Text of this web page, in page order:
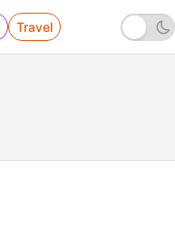
Travel